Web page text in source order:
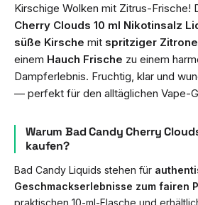
Kirschige Wolken mit Zitrus-Frische!
Cherry Clouds 10 ml Nikotinsalz
süße Kirsche mit spritziger Zitrone
einem Hauch Frische zu einem
Dampferlebnis. Fruchtig, klar und
— perfekt für den alltäglichen Vape-
Warum Bad Candy Cherry
kaufen?
Bad Candy Liquids stehen für
Geschmackserlebnisse zum fairen
praktischen 10-ml-Flasche und